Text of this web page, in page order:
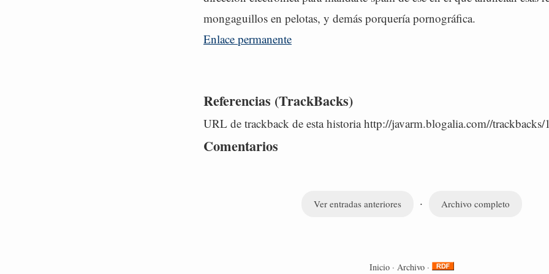
mongaguillos en pelotas, y demás porquería pornográfica.
Enlace permanente
Referencias (TrackBacks)
URL de trackback de esta historia http://javarm.blogalia.com//trackbacks/
Comentarios
Ver entradas anteriores · Archivo completo
Inicio · Archivo ·